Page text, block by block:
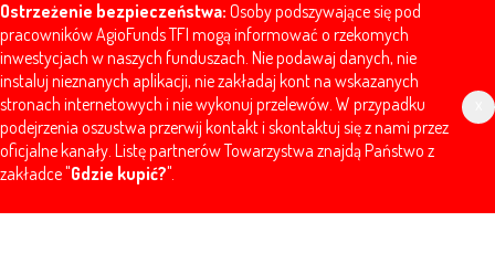
Ostrzeżenie bezpieczeństwa: Osoby podszywające się pod
pracowników AgioFunds TFI mogą informować o rzekomych
inwestycjach w naszych funduszach. Nie podawaj danych, nie
instaluj nieznanych aplikacji, nie zakładaj kont na wskazanych
stronach internetowych i nie wykonuj przelewów. W przypadku
podejrzenia oszustwa przerwij kontakt i skontaktuj się z nami przez
oficjalne kanały. Listę partnerów Towarzystwa znajdą Państwo z
zakładce "Gdzie kupić?".